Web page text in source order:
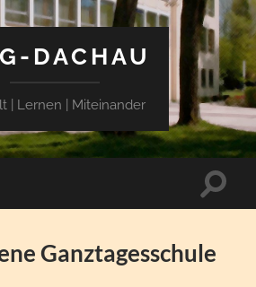
DACHAU
| Lernen | Miteinander
Ganztagesschule